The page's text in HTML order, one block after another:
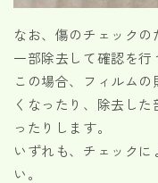
なお、傷のチェックの
一部除去して確認を行
この場合、フィルム
くなったり、除去し
ったりします。
いずれも、チェック
い。